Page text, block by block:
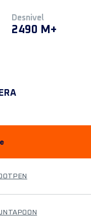
Desnivel
2490 M+